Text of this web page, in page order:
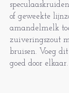
of geweekte
amandelmelk
zuiveringszout
bruisen. Voeg
goed door elkaar.